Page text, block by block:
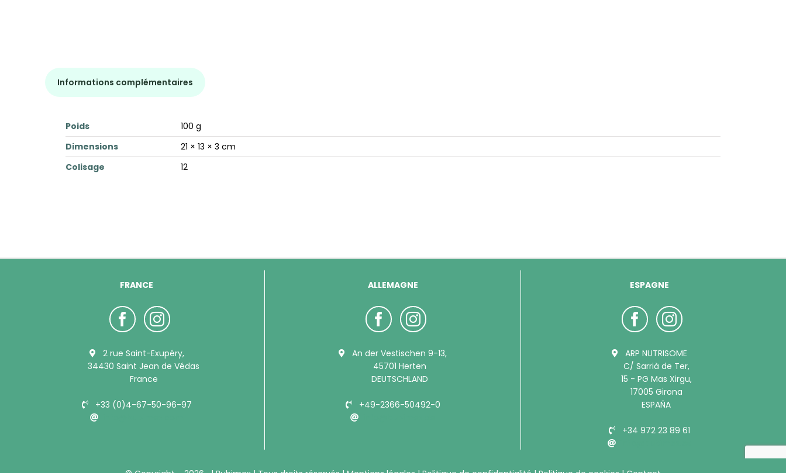
Informations complémentaires
Poids
100 g
Dimensions
21 × 13 × 3 cm
Colisage
12
FRANCE
2 rue Saint-Exupéry,
34430 Saint Jean de Védas
France
+33 (0)4-67-50-96-97
ALLEMAGNE
An der Vestischen 9-13,
45701 Herten
DEUTSCHLAND
+49-2366-50492-0
ESPAGNE
ARP NUTRISOME
C/ Sarrià de Ter,
15 - PG Mas Xirgu,
17005 Girona
ESPAÑA
+34 972 23 89 61